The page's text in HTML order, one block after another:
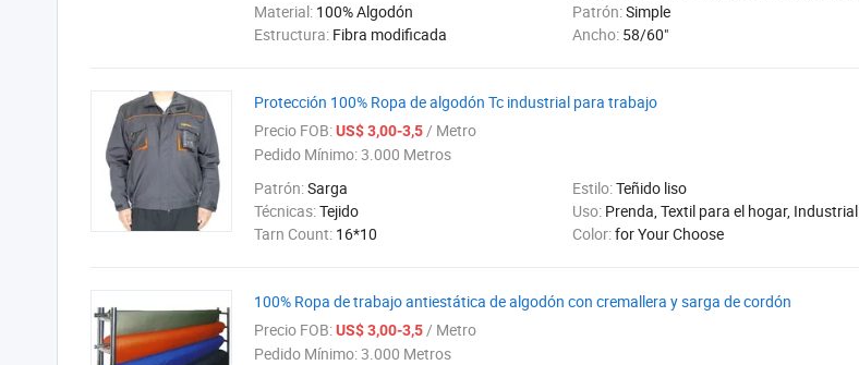
Material: 100% Algodón Patrón:Simple
Estructura: Fibra modificada Ancho: 58/60"
Protección 100% Ropa de algodón Tc industrial para trabajo
Precio FOB:US$ 3,00-3,5/ Metro
Pedido Mínimo:3.000 Metros
Patrón:Sarga Estilo:Teñido liso
Técnicas:Tejido Uso: Prenda, Textil para el hogar, Industrial
Tarn Count: 16*10 Color:for Your Choose
100% Ropa de trabajo antiestática de algodón con cremallera y sarga de cordón
Precio FOB:US$ 3,00-3,5/ Metro
Pedido Mínimo:3.000 Metros